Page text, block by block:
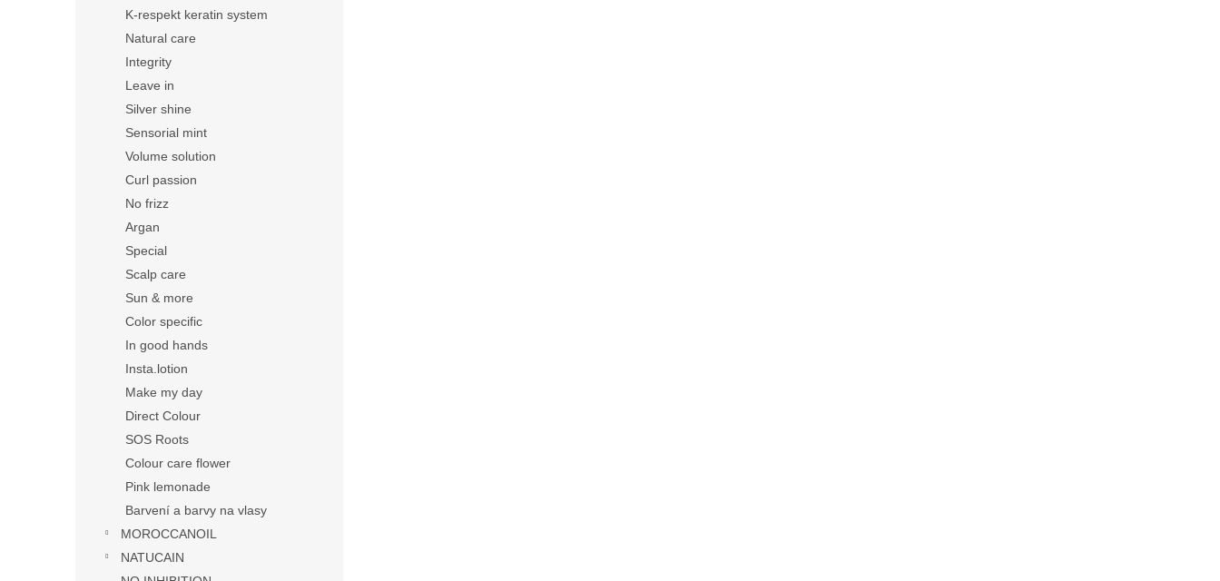
K-respekt keratin system
Natural care
Integrity
Leave in
Silver shine
Sensorial mint
Volume solution
Curl passion
No frizz
Argan
Special
Scalp care
Sun & more
Color specific
In good hands
Insta.lotion
Make my day
Direct Colour
SOS Roots
Colour care flower
Pink lemonade
Barvení a barvy na vlasy
MOROCCANOIL
NATUCAIN